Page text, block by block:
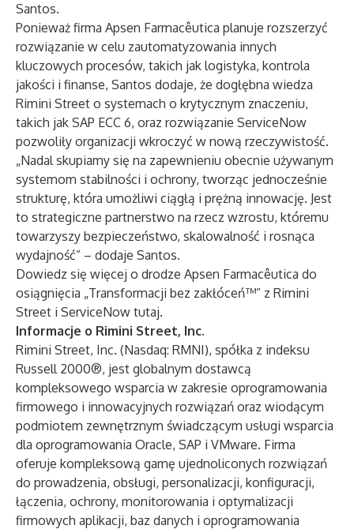
Santos.
Ponieważ firma Apsen Farmacêutica planuje rozszerzyć
rozwiązanie w celu zautomatyzowania innych
kluczowych procesów, takich jak logistyka, kontrola
jakości i finanse, Santos dodaje, że dogłębna wiedza
Rimini Street o systemach o krytycznym znaczeniu,
takich jak SAP ECC 6, oraz rozwiązanie ServiceNow
pozwoliły organizacji wkroczyć w nową rzeczywistość.
„Nadal skupiamy się na zapewnieniu obecnie używanym
systemom stabilności i ochrony, tworząc jednocześnie
strukturę, która umożliwi ciągłą i prężną innowację. Jest
to strategiczne partnerstwo na rzecz wzrostu, któremu
towarzyszy bezpieczeństwo, skalowalność i rosnąca
wydajność” – dodaje Santos.
Dowiedz się więcej o drodze Apsen Farmacêutica do
osiągnięcia „Transformacji bez zakłóceń™” z Rimini
Street i ServiceNow tutaj.
Informacje o Rimini Street, Inc.
Rimini Street, Inc. (Nasdaq: RMNI), spółka z indeksu
Russell 2000®, jest globalnym dostawcą
kompleksowego wsparcia w zakresie oprogramowania
firmowego i innowacyjnych rozwiązań oraz wiodącym
podmiotem zewnętrznym świadczącym usługi wsparcia
dla oprogramowania Oracle, SAP i VMware. Firma
oferuje kompleksową gamę ujednoliconych rozwiązań
do prowadzenia, obsługi, personalizacji, konfiguracji,
łączenia, ochrony, monitorowania i optymalizacji
firmowych aplikacji, baz danych i oprogramowania